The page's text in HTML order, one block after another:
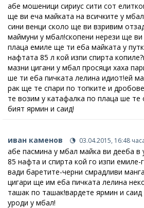
абе мошеници сириус сити сот
ще ви еча майката на всичките у
сини венци сколо ще ви взривим
маймуни у мбал!скопени нерези ще
плаца емиле ще ти еба майката у
нафтата 85 л кой изпи спирта
мазни цигани у мбал просяци хаха
ше ти еба пичката лелина идиот!ей
рак ще те спари по топките и
те возим у катафалка по плаца ше
бият ярмин и саид!
иван каменов 03.04.2015, 16:48
абе пасмина у мбал майка ви дееба в
85 нафта и спирта кой го изпи емиле-
вади баретите-черни смрадливи
цигари ще им еба пичката лелина
ташак по ташак!вардете ярмин и
уроди у мбал!